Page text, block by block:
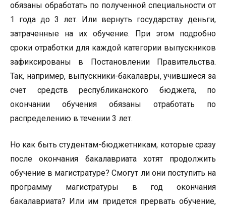
обязаны обработать по полученной специальности от
1 года до 3 лет. Или вернуть государству деньги,
затраченные на их обучение. При этом подробно
сроки отработки для каждой категории выпускников
зафиксированы в Постановлении Правительства.
Так, например, выпускники­­-бакалавры, учившиеся за
счет средств республиканского бюджета, по
окончании обучения обязаны отработать по
распределению в течении 3 лет.
Но как быть студентам-бюджетникам, которые сразу
после окончания бакалавриата хотят продолжить
обучение в магистратуре? Смогут ли они поступить на
программу магистратуры в год окончания
бакалавриата? Или им придется прервать обучение,